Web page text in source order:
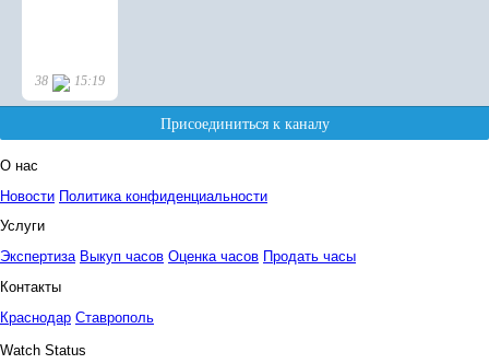
О нас
Новости Политика конфиденциальности
Услуги
Экспертиза Выкуп часов Оценка часов Продать часы
Контакты
Краснодар Ставрополь
Watch Status